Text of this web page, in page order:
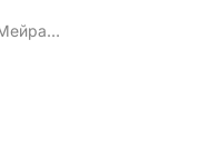
Мөлдір Әуелбекова, Мейрамбек Беспаев